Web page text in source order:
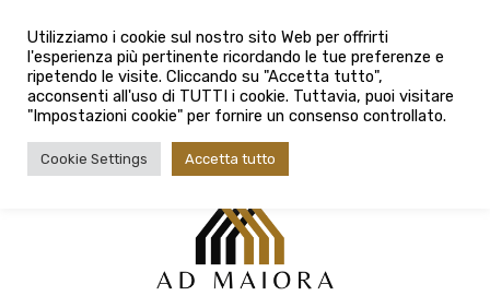
080 3759025
Città
Tipologia contratto
Tipologia contratto
Utilizziamo i cookie sul nostro sito Web per offrirti
l'esperienza più pertinente ricordando le tue preferenze e
ripetendo le visite. Cliccando su "Accetta tutto",
acconsenti all'uso di TUTTI i cookie. Tuttavia, puoi visitare
"Impostazioni cookie" per fornire un consenso controllato.
Cookie Settings Accetta tutto